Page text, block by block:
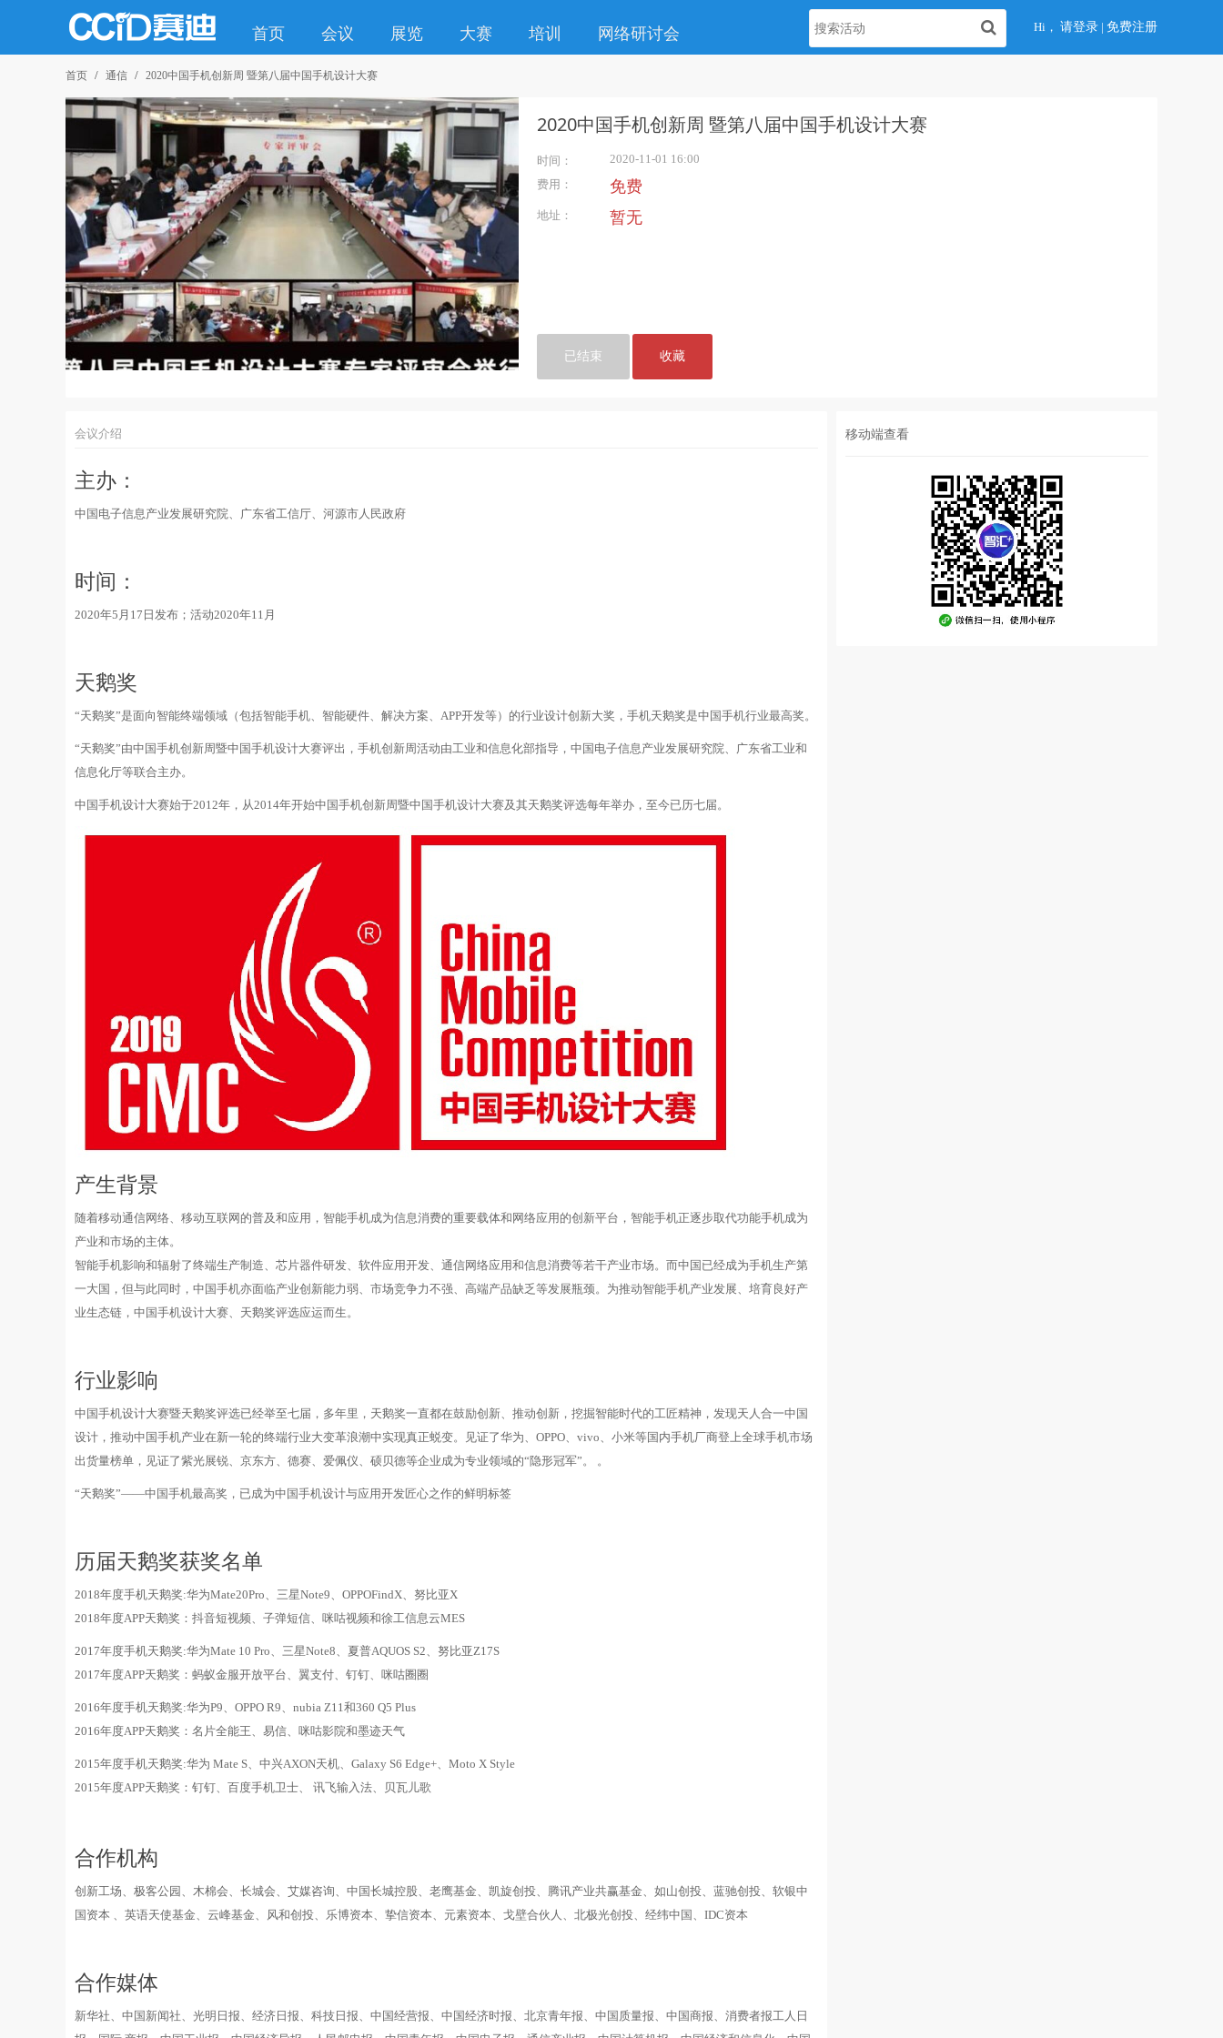
Hi， 请登录 | 免费注册
首页 会议 展览 大赛 培训 网络研讨会
首页 通信 2020中国手机创新周 暨第八届中国手机设计大赛
2020中国手机创新周 暨第八届中国手机设计大赛
时间：
2020-11-01 16:00
费用：
免费
地址： 暂无
已结束 收藏
会议介绍
主办：
中国电子信息产业发展研究院、广东省工信厅、河源市人民政府
时间：
2020年5月17日发布；活动2020年11月
天鹅奖
“天鹅奖”是面向智能终端领域（包括智能手机、智能硬件、解决方案、APP开发等）的行业设计创新大奖，手机天鹅奖是中国手机行业最高奖。
“天鹅奖”由中国手机创新周暨中国手机设计大赛评出，手机创新周活动由工业和信息化部指导，中国电子信息产业发展研究院、广东省工业和
信息化厅等联合主办。
中国手机设计大赛始于2012年，从2014年开始中国手机创新周暨中国手机设计大赛及其天鹅奖评选每年举办，至今已历七届。
产生背景
随着移动通信网络、移动互联网的普及和应用，智能手机成为信息消费的重要载体和网络应用的创新平台，智能手机正逐步取代功能手机成为
产业和市场的主体。
智能手机影响和辐射了终端生产制造、芯片器件研发、软件应用开发、通信网络应用和信息消费等若干产业市场。而中国已经成为手机生产第
一大国，但与此同时，中国手机亦面临产业创新能力弱、市场竞争力不强、高端产品缺乏等发展瓶颈。为推动智能手机产业发展、培育良好产
业生态链，中国手机设计大赛、天鹅奖评选应运而生。
行业影响
中国手机设计大赛暨天鹅奖评选已经举至七届，多年里，天鹅奖一直都在鼓励创新、推动创新，挖掘智能时代的工匠精神，发现天人合一中国
设计，推动中国手机产业在新一轮的终端行业大变革浪潮中实现真正蜕变。见证了华为、OPPO、vivo、小米等国内手机厂商登上全球手机市场
出货量榜单，见证了紫光展锐、京东方、德赛、爱佩仪、硕贝德等企业成为专业领域的“隐形冠军”。 。
“天鹅奖”——中国手机最高奖，已成为中国手机设计与应用开发匠心之作的鲜明标签
历届天鹅奖获奖名单
2018年度手机天鹅奖:华为Mate20Pro、三星Note9、OPPOFindX、努比亚X
2018年度APP天鹅奖：抖音短视频、子弹短信、咪咕视频和徐工信息云MES
2017年度手机天鹅奖:华为Mate 10 Pro、三星Note8、夏普AQUOS S2、努比亚Z17S
2017年度APP天鹅奖：蚂蚁金服开放平台、翼支付、钉钉、咪咕圈圈
2016年度手机天鹅奖:华为P9、OPPO R9、nubia Z11和360 Q5 Plus
2016年度APP天鹅奖：名片全能王、易信、咪咕影院和墨迹天气
2015年度手机天鹅奖:华为 Mate S、中兴AXON天机、Galaxy S6 Edge+、Moto X Style
2015年度APP天鹅奖：钉钉、百度手机卫士、 讯飞输入法、贝瓦儿歌
合作机构
创新工场、极客公园、木棉会、长城会、艾媒咨询、中国长城控股、老鹰基金、凯旋创投、腾讯产业共赢基金、如山创投、蓝驰创投、软银中
国资本 、英语天使基金、云峰基金、风和创投、乐博资本、挚信资本、元素资本、戈壁合伙人、北极光创投、经纬中国、IDC资本
合作媒体
新华社、中国新闻社、光明日报、经济日报、科技日报、中国经营报、中国经济时报、北京青年报、中国质量报、中国商报、消费者报工人日
移动端查看